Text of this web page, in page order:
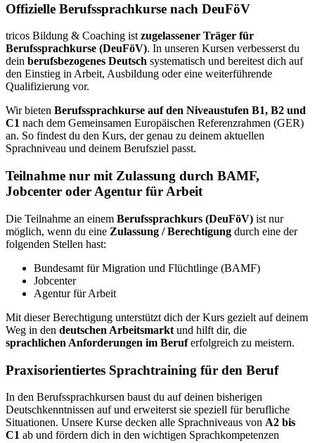
Offizielle Berufssprachkurse nach DeuFöV
tricos Bildung & Coaching istzugelassener Träger für
Berufssprachkurse (DeuFöV). In unseren Kursen verbesserst du
dein berufsbezogenes Deutsch systematisch und bereitest dich auf
den Einstieg in Arbeit, Ausbildung oder eine weiterführende
Qualifizierung vor.
Wir bieten Berufssprachkurse auf den Niveaustufen B1, B2 und
C1 nach dem Gemeinsamen Europäischen Referenzrahmen (GER)
an. So findest du den Kurs, der genau zu deinem aktuellen
Sprachniveau und deinem Berufsziel passt.
Teilnahme nur mit Zulassung durch BAMF,
Jobcenter oder Agentur für Arbeit
Die Teilnahme an einem Berufssprachkurs (DeuFöV) ist nur
möglich, wenn du eine Zulassung / Berechtigung durch eine der
folgenden Stellen hast:
Bundesamt für Migration und Flüchtlinge (BAMF)
Jobcenter
Agentur für Arbeit
Mit dieser Berechtigung unterstützt dich der Kurs gezielt auf deinem
Weg in den deutschen Arbeitsmarkt und hilft dir, die
sprachlichen Anforderungen im Beruferfolgreich zu meistern.
Praxisorientiertes Sprachtraining für den Beruf
In den Berufssprachkursen baust du auf deinen bisherigen
Deutschkenntnissen auf und erweiterst sie speziell für berufliche
Situationen. Unsere Kurse decken alle Sprachniveaus von A2 bis
C1 ab und fördern dich in den wichtigen Sprachkompetenzen